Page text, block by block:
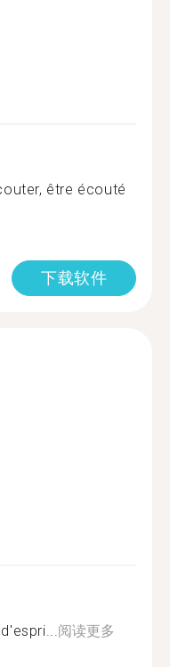
être écouté
下载软件
阅读更多